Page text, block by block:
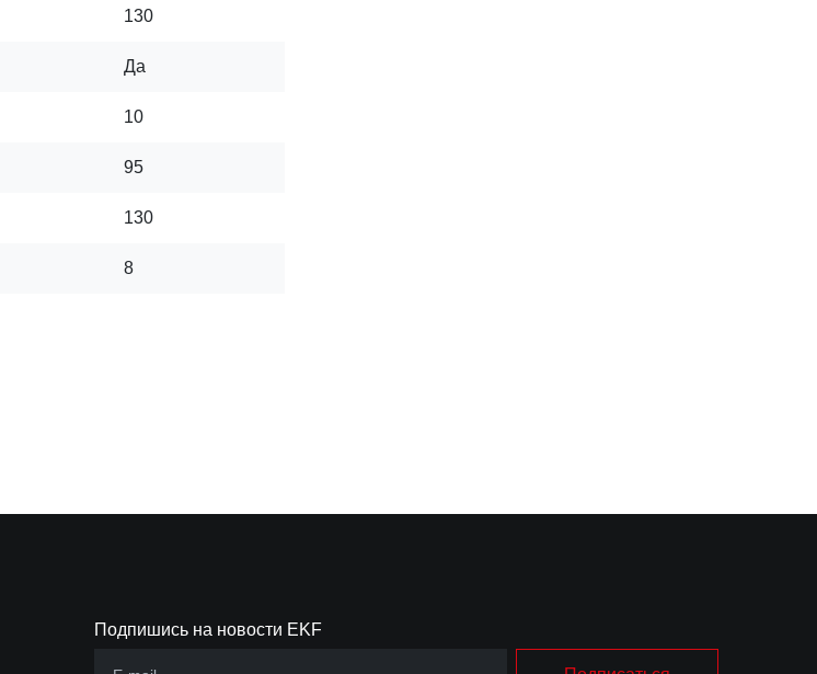
130
Да
10
95
130
8
Подпишись на новости EKF